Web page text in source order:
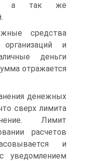
а так же
средства
и
деньги
отражается
денежных
сверх лимита
Лимит
расчетов
и
уведомлением